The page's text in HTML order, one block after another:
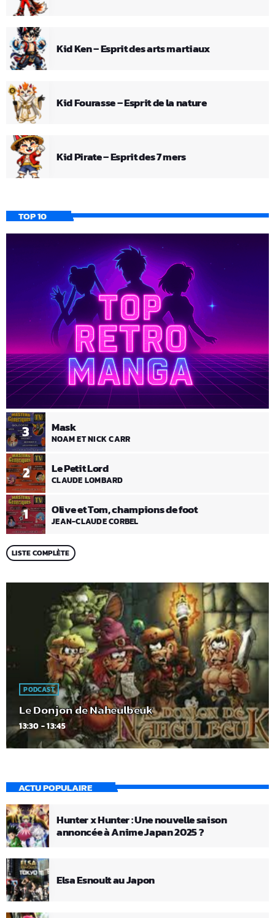
Kid Ken – Esprit des arts martiaux
Kid Fourasse – Esprit de la nature
Kid Pirate – Esprit des 7 mers
TOP 10
1 Olive et Tom, champions de foot
JEAN-CLAUDE CORBEL
2 Le Petit Lord
CLAUDE LOMBARD
3 Mask
NOAM ET NICK CARR
LISTE COMPLÈTE
PODCAST
Le Donjon de Naheulbeuk
13:30 - 13:45
ACTU POPULAIRE
Hunter x Hunter : Une nouvelle saison
annoncée à Anime Japan 2025 ?
Elsa Esnoult au Japon